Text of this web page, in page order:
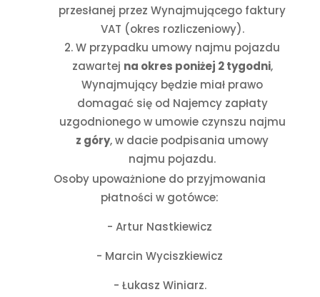
przesłanej przez Wynajmującego faktury
VAT (okres rozliczeniowy).
W przypadku umowy najmu pojazdu
zawartej na okres poniżej 2 tygodni,
Wynajmujący będzie miał prawo
domagać się od Najemcy zapłaty
uzgodnionego w umowie czynszu najmu
z góry, w dacie podpisania umowy
najmu pojazdu.
Osoby upoważnione do przyjmowania
płatności w gotówce:
- Artur Nastkiewicz
- Marcin Wyciszkiewicz
- Łukasz Winiarz.